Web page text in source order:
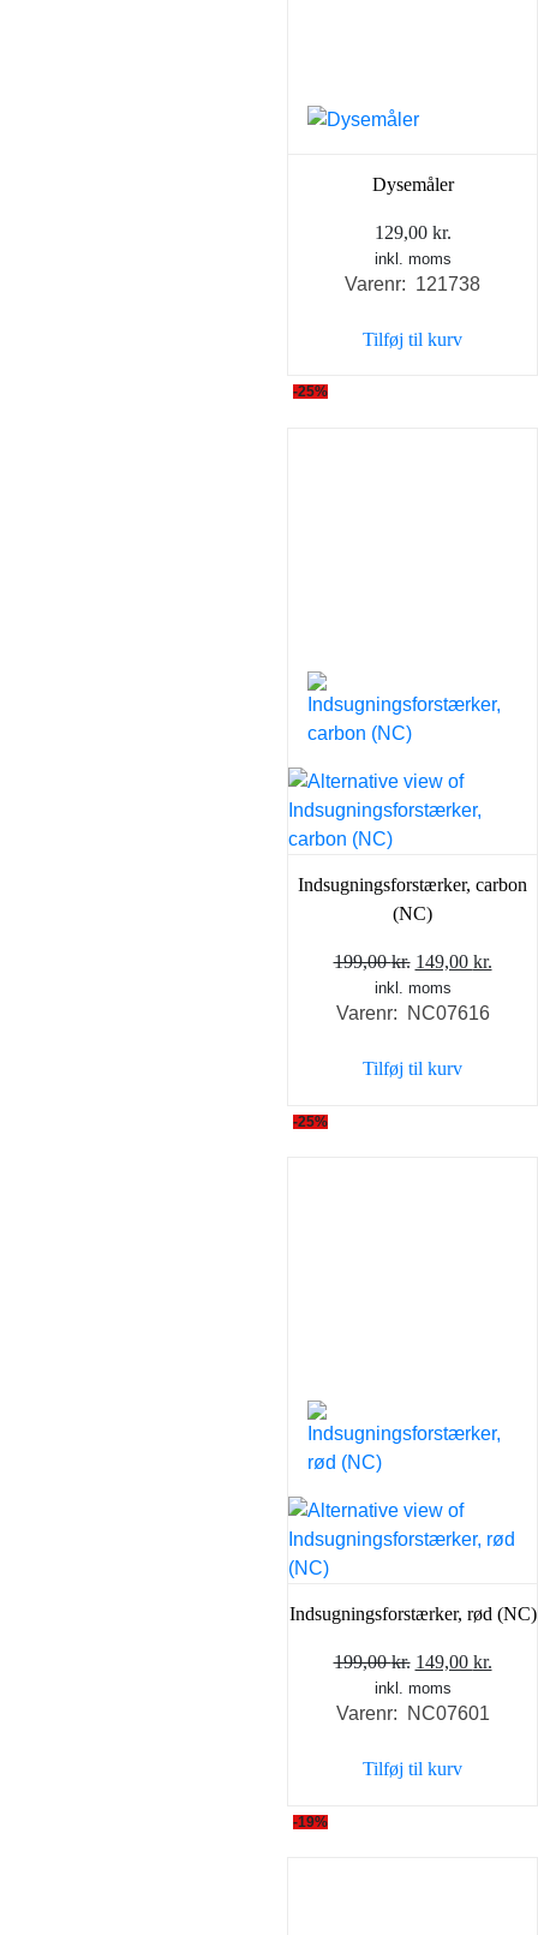
Dysemåler
129,00 kr.
inkl. moms
Varenr: 121738
Tilføj til kurv
-25%
Indsugningsforstærker, carbon
(NC)
199,00kr. Den
oprindelige
pris
199,00 kr..
149,00 kr.
inkl. moms
Varenr: NC07616
Tilføj til kurv
-25%
Indsugningsforstærker, rød (NC)
199,00kr. Den
oprindelige
pris
199,00 kr..
149,00 kr.
inkl. moms
Varenr: NC07601
Tilføj til kurv
-19%